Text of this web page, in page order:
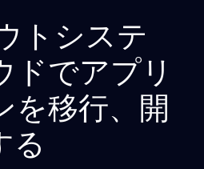
トシステ
ドでアプリ
を移行、開
る